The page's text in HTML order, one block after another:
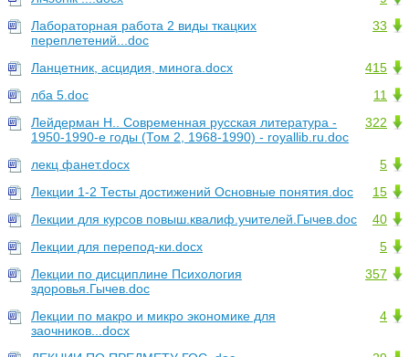
33
Лабораторная работа 2 виды ткацких
переплетений...doc
415
Ланцетник, асцидия, минога.docx
11
лба 5.doc
322
Лейдерман Н.. Современная русская литература -
1950-1990-е годы (Том 2, 1968-1990) - royallib.ru.doc
5
лекц фанет.docx
15
Лекции 1-2 Тесты достижений Основные понятия.doc
40
Лекции для курсов повыш.квалиф.учителей.Гычев.doc
5
Лекции для перепод-ки.docx
357
Лекции по дисциплине Психология
здоровья.Гычев.doc
4
Лекции по макро и микро экономике для
заочников...docx